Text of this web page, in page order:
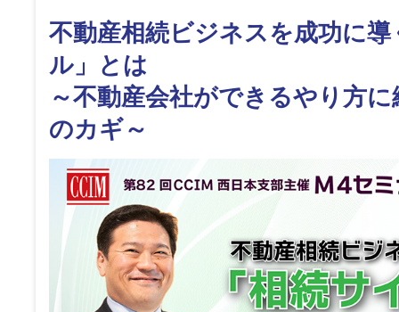
不動産相続ビジネスを成功に
ル」とは
～不動産会社ができるやり方
のカギ～